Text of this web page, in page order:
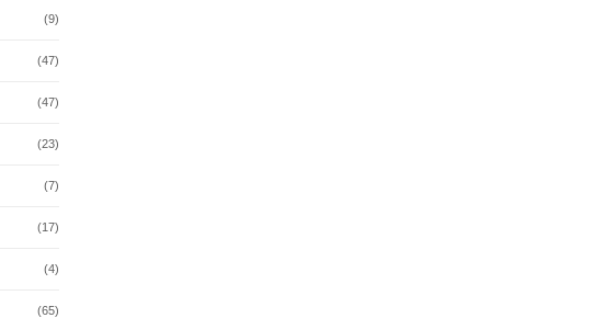
(9)
(47)
(47)
(23)
(7)
(17)
(4)
(65)